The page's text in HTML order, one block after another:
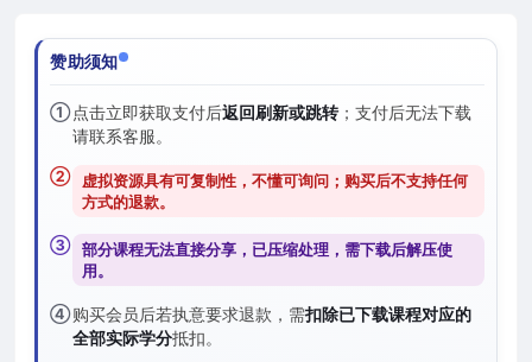
赞助须知
①点击立即获取支付后返回刷新或跳转；支付后无法下载
请联系客服。
② 虚拟资源具有可复制性，不懂可询问；购买后不支持任何
方式的退款。
③ 部分课程无法直接分享，已压缩处理，需下载后解压使
用。
④购买会员后若执意要求退款，需扣除已下载课程对应的
全部实际学分抵扣。